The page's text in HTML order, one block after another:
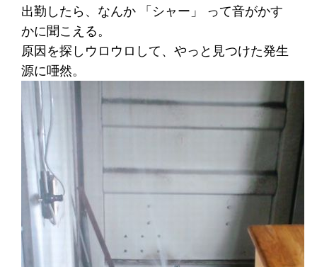
出勤したら、なんか 「シャー」 って音がかす
かに聞こえる。
原因を探しウロウロして、やっと見つけた発生
源に唖然。